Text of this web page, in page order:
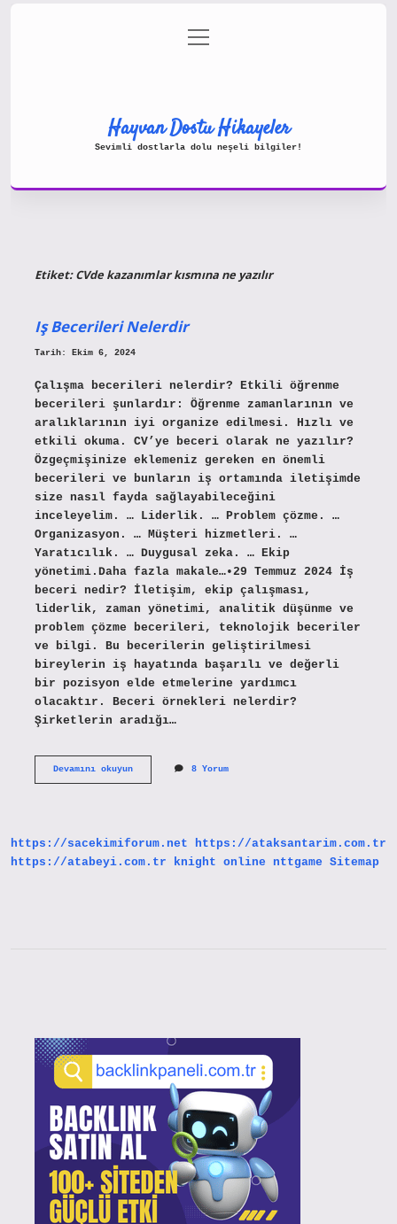
Gizlilik Politikası
menüyü
aç
Hayvan Dostu Hikayeler
Sevimli dostlarla dolu neşeli bilgiler!
Etiket:CVde kazanımlar kısmına ne yazılır
Iş Becerileri Nelerdir
Tarih: Ekim 6, 2024
Çalışma becerileri nelerdir? Etkili öğrenme
becerileri şunlardır: Öğrenme zamanlarının ve
aralıklarının iyi organize edilmesi. Hızlı ve
etkili okuma. CV’ye beceri olarak ne yazılır?
Özgeçmişinize eklemeniz gereken en önemli
becerileri ve bunların iş ortamında iletişimde
size nasıl fayda sağlayabileceğini
inceleyelim. … Liderlik. … Problem çözme. …
Organizasyon. … Müşteri hizmetleri. …
Yaratıcılık. … Duygusal zeka. … Ekip
yönetimi.Daha fazla makale…•29 Temmuz 2024 İş
beceri nedir? İletişim, ekip çalışması,
liderlik, zaman yönetimi, analitik düşünme ve
problem çözme becerileri, teknolojik beceriler
ve bilgi. Bu becerilerin geliştirilmesi
bireylerin iş hayatında başarılı ve değerli
bir pozisyon elde etmelerine yardımcı
olacaktır. Beceri örnekleri nelerdir?
Şirketlerin aradığı…
Devamını okuyunIş
8 Yorum
https://sacekimiforum.net
https://ataksantarim.com.tr
https://atabeyi.com.tr
knight online nttgame Sitemap